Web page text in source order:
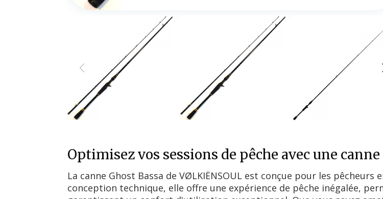
Optimisez vos sessions de pêche avec une
La canne Ghost Bassa de VØLKIËNSOUL est conçue pour les
conception technique, elle offre une expérience de pêche inégalée,